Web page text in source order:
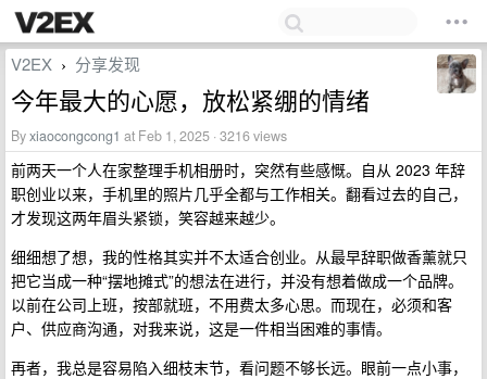
V2EX › 分享发现
今年最大的心愿，放松紧绷的情绪
Byxiaocongcong1 at Feb 1, 2025 · 3216 views
前两天一个人在家整理手机相册时，突然有些感慨。自从 2023 年辞
职创业以来，手机里的照片几乎全都与工作相关。翻看过去的自己，
才发现这两年眉头紧锁，笑容越来越少。
细细想了想，我的性格其实并不太适合创业。从最早辞职做香薰就只
把它当成一种“摆地摊式”的想法在进行，并没有想着做成一个品牌。
以前在公司上班，按部就班，不用费太多心思。而现在，必须和客
户、供应商沟通，对我来说，这是一件相当困难的事情。
再者，我总是容易陷入细枝末节，看问题不够长远。眼前一点小事，